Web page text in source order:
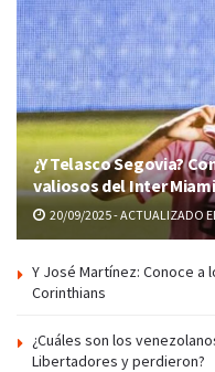
¿Y Telasco Segovia?
valiosos del Inter Miami
20/09/2025 - ACTUALIZADO
Y José Martínez: Conoce a
Corinthians
¿Cuáles son los
Libertadores y perdieron?